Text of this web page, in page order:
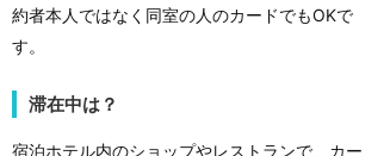
約者本人ではなく同室の人のカードでもOKで
す。
滞在中は？
宿泊ホテル内のショップやレストランで、カー